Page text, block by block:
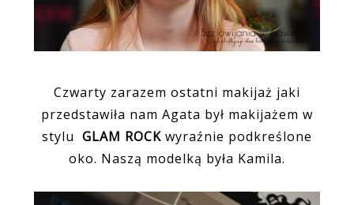
Czwarty zarazem ostatni makijaż jaki
przedstawiła nam Agata był makijażem w
stylu GLAM ROCKwyraźnie podkreślone
oko. Naszą modelką była Kamila.